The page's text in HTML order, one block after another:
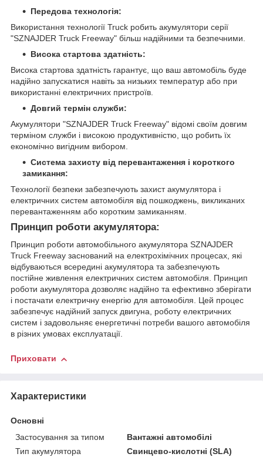
Передова технологія:
Використання технології Truck робить акумулятори серії
"SZNAJDER Truck Freeway" більш надійними та безпечними.
Висока стартова здатність:
Висока стартова здатність гарантує, що ваш автомобіль буде
надійно запускатися навіть за низьких температур або при
використанні електричних пристроїв.
Довгий термін служби:
Акумулятори "SZNAJDER Truck Freeway" відомі своїм довгим
терміном служби і високою продуктивністю, що робить їх
економічно вигідним вибором.
Система захисту від перевантаження і короткого
замикання:
Технології безпеки забезпечують захист акумулятора і
електричних систем автомобіля від пошкоджень, викликаних
перевантаженням або коротким замиканням.
Принцип роботи акумулятора:
Принцип роботи автомобільного акумулятора SZNAJDER
Truck Freeway заснований на електрохімічних процесах, які
відбуваються всередині акумулятора та забезпечують
постійне живлення електричних систем автомобіля. Принцип
роботи акумулятора дозволяє надійно та ефективно зберігати
і постачати електричну енергію для автомобіля. Цей процес
забезпечує надійний запуск двигуна, роботу електричних
систем і задовольняє енергетичні потреби вашого автомобіля
в різних умовах експлуатації.
Приховати
Характеристики
Основні
Застосування за типом
Вантажні автомобілі
Тип акумулятора
Свинцево-кислотні (SLA)